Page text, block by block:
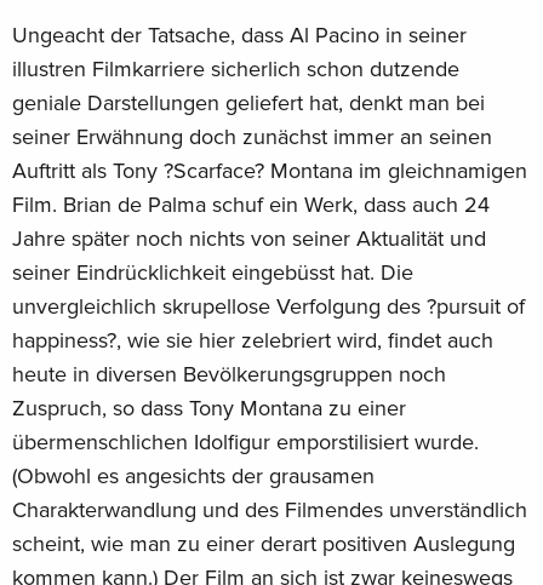
Ungeacht der Tatsache, dass Al Pacino in seiner
illustren Filmkarriere sicherlich schon dutzende
geniale Darstellungen geliefert hat, denkt man bei
seiner Erwähnung doch zunächst immer an seinen
Auftritt als Tony ?Scarface? Montana im gleichnamigen
Film. Brian de Palma schuf ein Werk, dass auch 24
Jahre später noch nichts von seiner Aktualität und
seiner Eindrücklichkeit eingebüsst hat. Die
unvergleichlich skrupellose Verfolgung des ?pursuit of
happiness?, wie sie hier zelebriert wird, findet auch
heute in diversen Bevölkerungsgruppen noch
Zuspruch, so dass Tony Montana zu einer
übermenschlichen Idolfigur emporstilisiert wurde.
(Obwohl es angesichts der grausamen
Charakterwandlung und des Filmendes unverständlich
scheint, wie man zu einer derart positiven Auslegung
kommen kann.) Der Film an sich ist zwar keineswegs